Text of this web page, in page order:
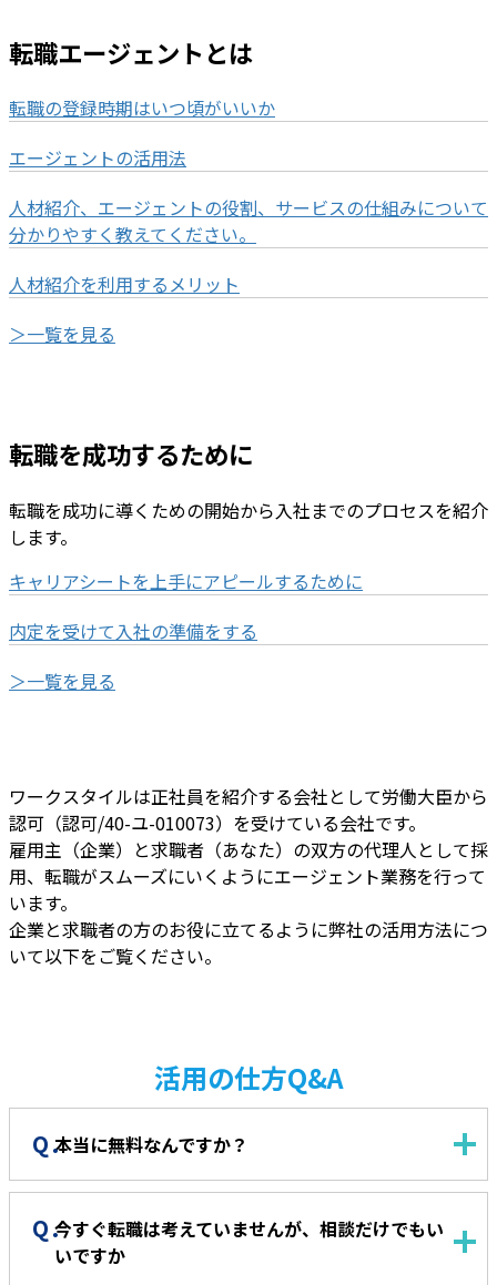
転職エージェントとは
転職の登録時期はいつ頃がいいか
エージェントの活用法
人材紹介、エージェントの役割、サービスの仕組みについて
分かりやすく教えてください。
人材紹介を利用するメリット
＞一覧を見る
転職を成功するために
転職を成功に導くための開始から入社までのプロセスを紹介
します。
キャリアシートを上手にアピールするために
内定を受けて入社の準備をする
＞一覧を見る
ワークスタイルは正社員を紹介する会社として労働大臣から
認可（認可/40-ユ-010073）を受けている会社です。
雇用主（企業）と求職者（あなた）の双方の代理人として採
用、転職がスムーズにいくようにエージェント業務を行って
います。
企業と求職者の方のお役に立てるように弊社の活用方法につ
いて以下をご覧ください。
活用の仕方Q&A
本当に無料なんですか？
今すぐ転職は考えていませんが、相談だけでもい
いですか